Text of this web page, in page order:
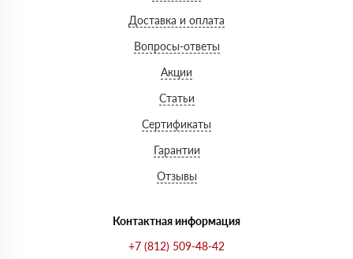
Доставка и оплата
Вопросы-ответы
Акции
Статьи
Сертификаты
Гарантии
Отзывы
Контактная информация
+7 (812) 509-48-42